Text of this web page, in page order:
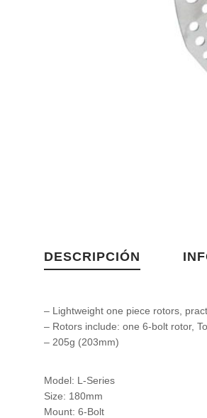
DESCRIPCIÓN
– Lightweight one piece rotors,
– Rotors include: one 6-bolt rotor,
– 205g (203mm)
Model: L-Series
Size: 180mm
Mount: 6-Bolt